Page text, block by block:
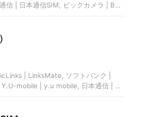
信 | 日本通信SIM, ビックカメラ | BIC
| LinksMate, ソフトバンク |
mobile | y.u mobile, 日本通信 | 日